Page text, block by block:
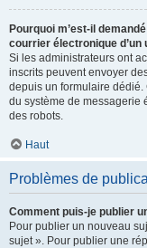
Pourquoi m’est-il
courrier électronique d’un
Si les administrateurs ont
inscrits peuvent envoyer
depuis un formulaire dédié.
du système de messagerie
des robots.
Haut
Problèmes de
Comment puis-je publier
Pour publier un nouveau
sujet ». Pour publier une